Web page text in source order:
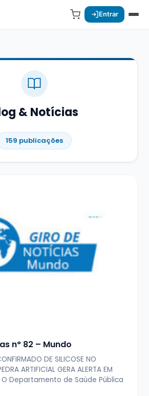
Entrar
& Notícias
159 publicações
n° 82 – Mundo
DE SILICOSE NO
ARTIFICIAL GERA ALERTA EM
O Departamento de Saúde Pública